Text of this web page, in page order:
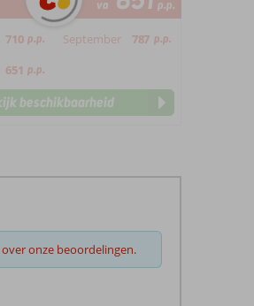
va p.p.
710 p.p. September 787 p.p.
651 p.p.
beschikbaarheid
onze beoordelingen.